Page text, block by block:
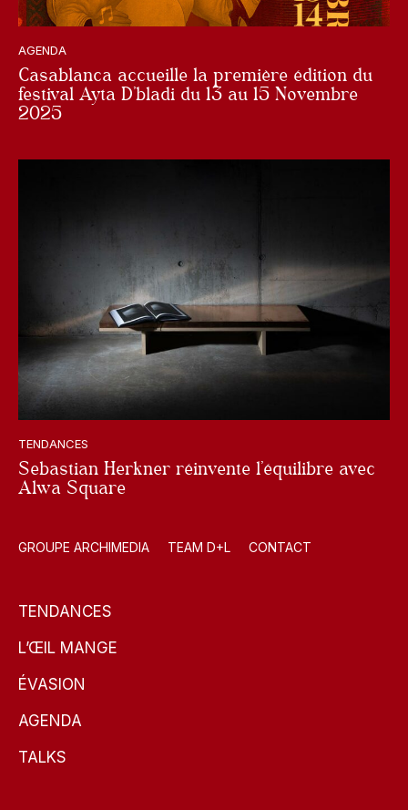
AGENDA
Casablanca accueille la première édition du
festival Ayta D’bladi du 13 au 15 Novembre
2025
TENDANCES
Sebastian Herkner réinvente l’équilibre avec
Alwa Square
GROUPE ARCHIMEDIA TEAM D+L CONTACT
TENDANCES
L’ŒIL MANGE
ÉVASION
AGENDA
TALKS